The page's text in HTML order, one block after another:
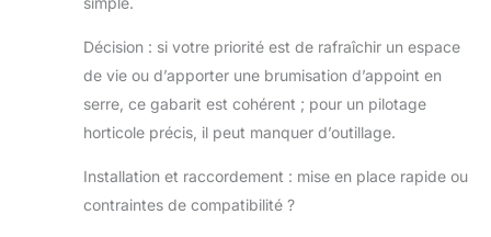
Décision : si votre priorité est de rafraîchir un espace
de vie ou d’apporter une brumisation d’appoint en
serre, ce gabarit est cohérent ; pour un pilotage
horticole précis, il peut manquer d’outillage.
Installation et raccordement : mise en place rapide ou
contraintes de compatibilité ?